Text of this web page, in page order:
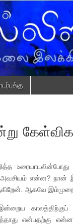
அவசியம் என்ன? நான்
ஆகவே
என்பதற்கு